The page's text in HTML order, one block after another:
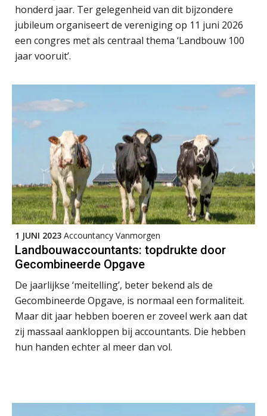
honderd jaar. Ter gelegenheid van dit bijzondere
jubileum organiseert de vereniging op 11 juni 2026
een congres met als centraal thema ‘Landbouw 100
jaar vooruit’.
1 JUNI 2023 Accountancy Vanmorgen
Landbouwaccountants: topdrukte door
Gecombineerde Opgave
De jaarlijkse ‘meitelling’, beter bekend als de
Gecombineerde Opgave, is normaal een formaliteit.
Maar dit jaar hebben boeren er zoveel werk aan dat
zij massaal aankloppen bij accountants. Die hebben
hun handen echter al meer dan vol.
‘De accountant is essentieel voor
ondernemers in het mkb’
Waarom een VOF-contract net zo
belangrijk is als het zakelijk plan zelf
Waarom jouw klant sneller
antwoordt via een app dan via de
iXBRL controleren: wanneer moet
het, en waar let je op?
Het herbeleggen van de
Herinvesteringsreserve (HIR) in een